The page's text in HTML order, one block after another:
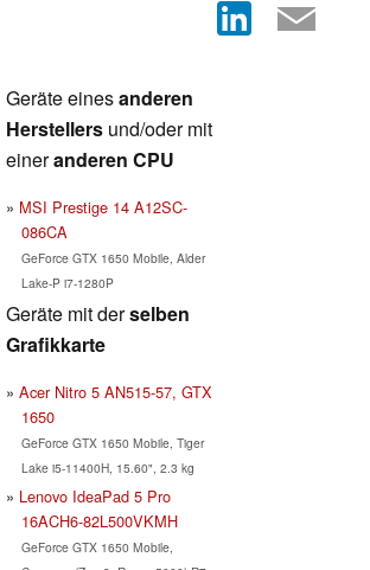
Geräte einesanderen
Herstellers und/oder mit
eineranderen CPU
MSI Prestige 14 A12SC-
086CA
GeForce GTX 1650 Mobile, Alder
Lake-P i7-1280P
Geräte mit derselben
Grafikkarte
Acer Nitro 5 AN515-57, GTX
1650
GeForce GTX 1650 Mobile, Tiger
Lake i5-11400H, 15.60", 2.3 kg
Lenovo IdeaPad 5 Pro
16ACH6-82L500VKMH
GeForce GTX 1650 Mobile,